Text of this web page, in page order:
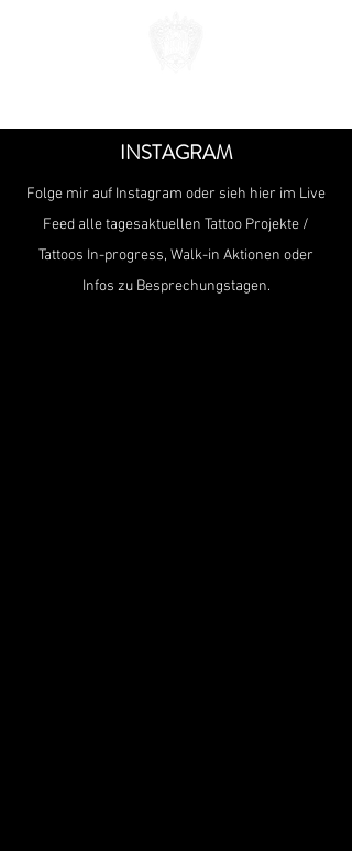
INSTAGRAM
Folge mir auf Instagram oder sieh hier im Live
Feed alle tagesaktuellen Tattoo Projekte /
Tattoos In-progress, Walk-in Aktionen oder
Infos zu Besprechungstagen.